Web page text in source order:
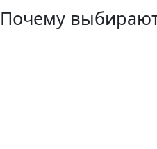
Почему